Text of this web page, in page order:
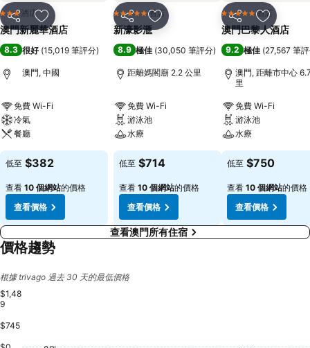
分享 放到收藏夾
3 星級酒店
澳門新麗華酒店
8.3 很好 (15,019 筆評分)
澳門, 中國
免費 Wi-Fi
冷氣
餐廳
低至 $382
查看 10 個網站的價格
查看價格
分享 放到收藏夾
5 星級 酒店
新濠影滙
8.9 極佳 (30,050 筆評分)
距離媽閣廟 2.2 公里
免費 Wi-Fi
游泳池
水療
低至 $714
查看 10 個網站的價格
查看價格
分享 放到收藏
5 星級 酒店
澳門巴黎人酒店
9.2 極佳 (27,567 筆
澳門, 距離市中心
里
免費 Wi-Fi
游泳池
水療
低至 $750
查看 10 個網站的價格
查看價格
查看澳門所有住宿
價格趨勢
根據 trivago 過去 30 天的最低價格
$1,48
9
$745
토요
$877